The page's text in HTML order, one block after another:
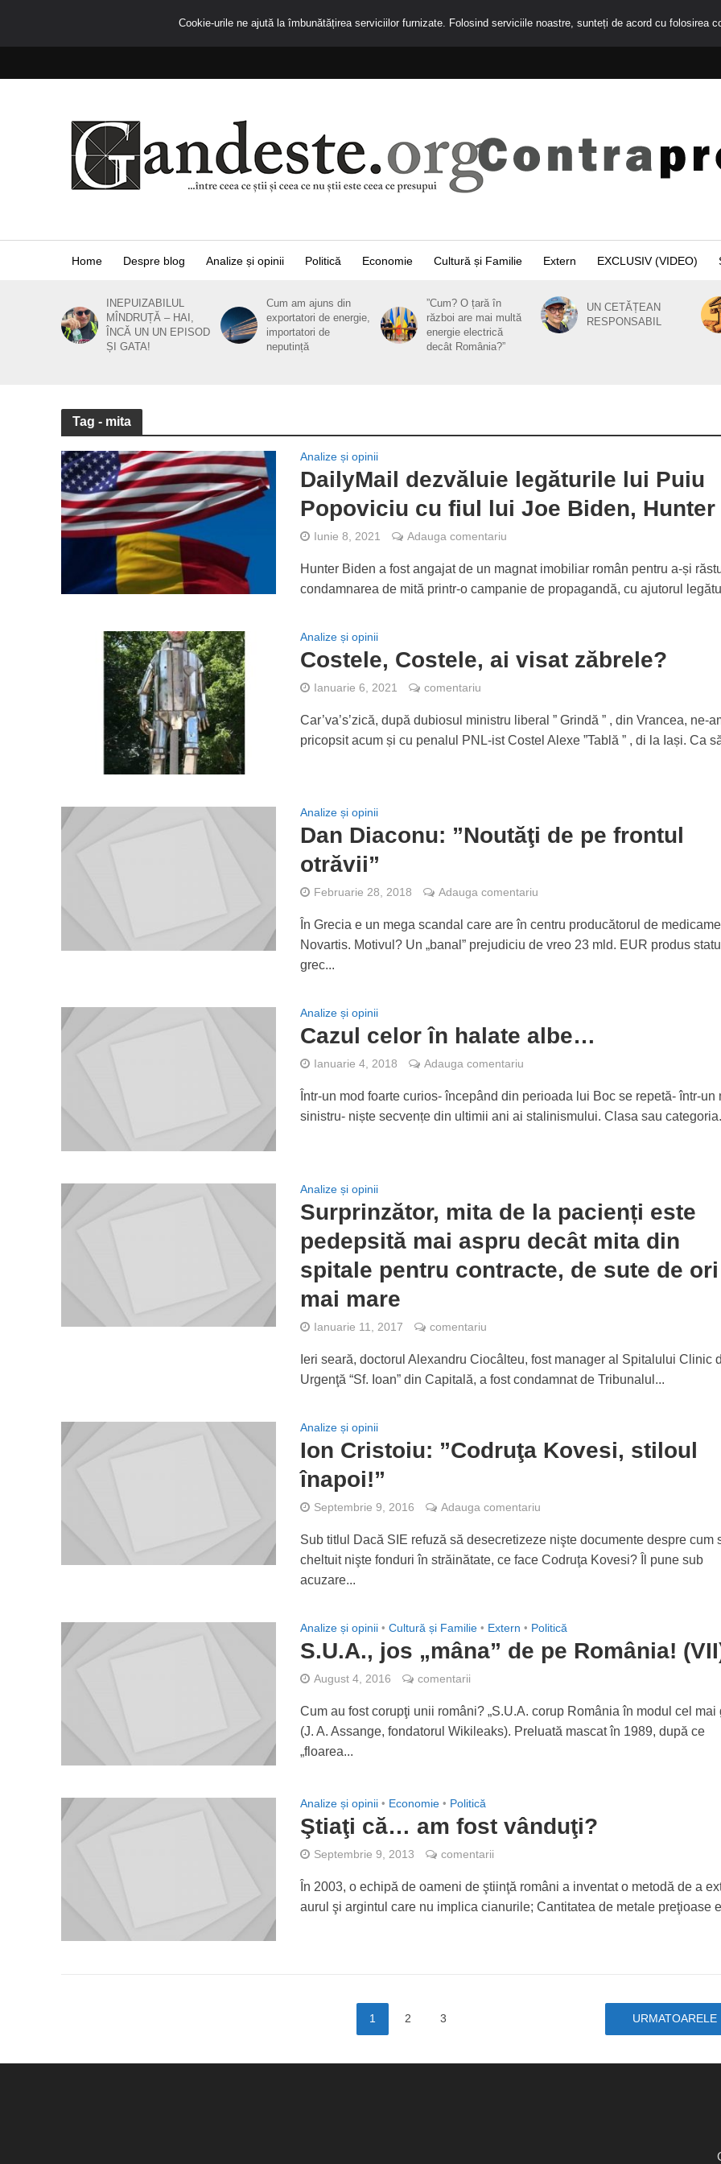
Home Despre blog Analize și opinii Politică Economie Cultură și Familie Extern EXCLUSIV (VIDEO)
INEPUIZABILUL
MÎNDRUȚĂ – HAI,
ÎNCĂ UN UN EPISOD
ȘI GATA!
Cum am ajuns din
exportatori de energie,
importatori de
neputință
”Cum? O țară în
război are mai multă
energie electrică
decât România?”
UN CETĂȚEAN
RESPONSABIL
Tag - mita
Analize și opinii
DailyMail dezvăluie legăturile lui Puiu
Popoviciu cu fiul lui Joe Biden, Hunter
Iunie 8, 2021 Adauga comentariu
Hunter Biden a fost angajat de un magnat imobiliar român pentru a-și
condamnarea de mită printr-o campanie de propagandă, cu ajutorul
Analize și opinii
Costele, Costele, ai visat zăbrele?
Ianuarie 6, 2021 comentariu
Car’va’s’zică, după dubiosul ministru liberal ” Grindă ” , din Vrancea, ne-
pricopsit acum și cu penalul PNL-ist Costel Alexe ”Tablă ” , di la Iași. Ca
Analize și opinii
Dan Diaconu: ”Noutăţi de pe frontul
otrăvii”
Februarie 28, 2018 Adauga comentariu
În Grecia e un mega scandal care are în centru producătorul de
Novartis. Motivul? Un „banal” prejudiciu de vreo 23 mld. EUR produs
grec...
Analize și opinii
Cazul celor în halate albe…
Ianuarie 4, 2018 Adauga comentariu
Într-un mod foarte curios- începând din perioada lui Boc se repetă- într-un
sinistru- niște secvențe din ultimii ani ai stalinismului. Clasa sau
Analize și opinii
Surprinzător, mita de la pacienți este
pedepsită mai aspru decât mita din
spitale pentru contracte, de sute de ori
mai mare
Ianuarie 11, 2017 comentariu
Ieri seară, doctorul Alexandru Ciocâlteu, fost manager al Spitalului Clinic
Urgenţă “Sf. Ioan” din Capitală, a fost condamnat de Tribunalul...
Analize și opinii
Ion Cristoiu: ”Codruţa Kovesi, stiloul
înapoi!”
Septembrie 9, 2016 Adauga comentariu
Sub titlul Dacă SIE refuză să desecretizeze nişte documente despre cum
cheltuit nişte fonduri în străinătate, ce face Codruţa Kovesi? Îl pune sub
acuzare...
Analize și opinii • Cultură și Familie • Extern • Politică
S.U.A., jos „mâna” de pe România!
August 4, 2016 comentarii
Cum au fost corupţi unii români? „S.U.A. corup România în modul cel mai
(J. A. Assange, fondatorul Wikileaks). Preluată mascat în 1989, după ce
„floarea...
Analize și opinii • Economie • Politică
Ştiaţi că… am fost vânduţi?
Septembrie 9, 2013 comentarii
În 2003, o echipă de oameni de ştiinţă români a inventat o metodă de a
aurul şi argintul care nu implica cianurile; Cantitatea de metale preţioase
1 2 3 URMATOARELE
Cookie-urile ne ajută la îmbunătățirea serviciilor furnizate. Folosind serviciile noastre, sunteți de acord cu folosirea